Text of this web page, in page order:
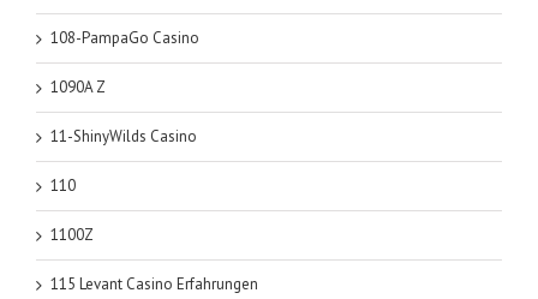
108-PampaGo Casino
1090A Z
11-ShinyWilds Casino
110
1100Z
115 Levant Casino Erfahrungen